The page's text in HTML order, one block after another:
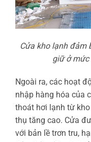
Cửa kho lạnh đảm
giữ ở mức
Ngoài ra, các hoạt
nhập hàng hóa của
thoát hơi lạnh từ
thụ tăng cao. Cửa
với bản lề trơn tru,